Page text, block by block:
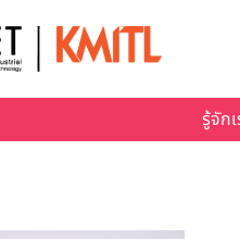
รู้จักเ